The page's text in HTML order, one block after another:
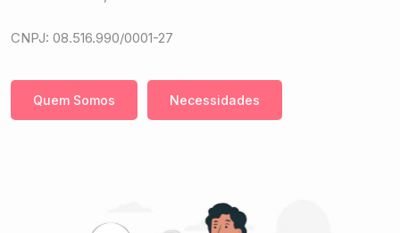
CNPJ: 08.516.990/0001-27
Quem Somos Necessidades